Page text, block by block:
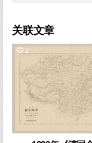
关联文章
2